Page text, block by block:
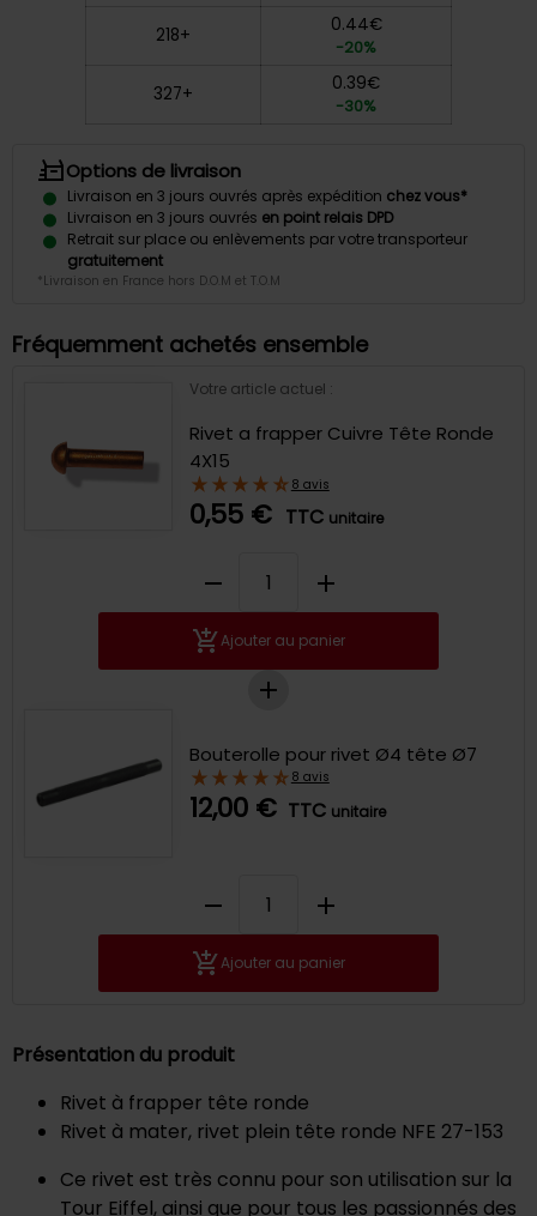
218+ 0.44€
-20%
327+ 0.39€
-30%
Options de livraison
Livraison en 3 jours ouvrés après expédition chez vous*
Livraison en 3 jours ouvrés en point relais DPD
Retrait sur place ou enlèvements par votre transporteur
gratuitement
*Livraison en France hors D.O.M et T.O.M
Fréquemment achetés ensemble
Votre article actuel :
Rivet a frapper Cuivre Tête Ronde
4X15
8 avis
0,55 € TTC unitaire
remove add
Ajouter au panier
Bouterolle pour rivet Ø4 tête Ø7
8 avis
12,00 € TTC unitaire
remove add
Ajouter au panier
Présentation du produit
Rivet à frapper tête ronde
Rivet à mater, rivet plein tête ronde NFE 27-153
Ce rivet est très connu pour son utilisation sur la
Tour Eiffel, ainsi que pour tous les passionnés des